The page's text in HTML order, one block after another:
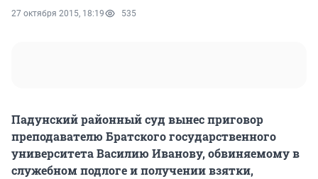
27 октября 2015, 18:19 535
Падунский районный суд вынес приговор
преподавателю Братского государственного
университета Василию Иванову, обвиняемому в
служебном подлоге и получении взятки,